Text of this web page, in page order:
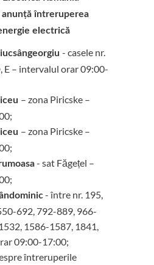
anunță întreruperea
electrică
- casele nr.
E – intervalul orar 09:00-
– zona Piricske –
– zona Piricske –
- sat Făgețel –
- între nr. 195,
692, 792-889, 966-
1586-1587, 1841,
09:00-17:00;
întreruperile